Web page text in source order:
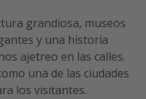
grandiosa, museos
y una historia
ajetreo en las calles.
una de las ciudades
los visitantes.